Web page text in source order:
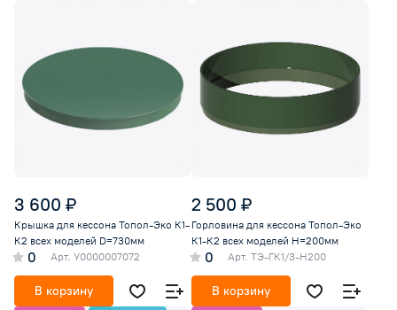
3 600 ₽
Крышка для кессона Топол-Эко К1-
К2 всех моделей D=730мм
0 Арт. У0000007072
В корзину
2 500 ₽
Горловина для кессона Топол-Эко
К1-К2 всех моделей H=200мм
0 Арт. ТЭ-ГК1/3-Н200
В корзину